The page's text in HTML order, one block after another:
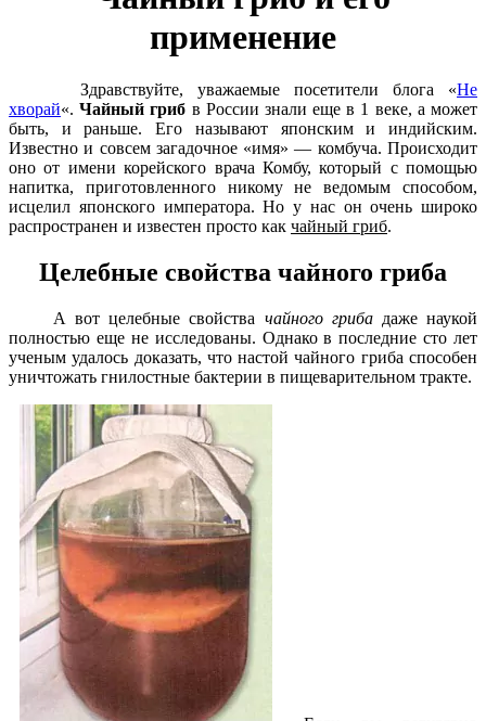
применение
Здравствуйте, уважаемые посетители блога «Не
хворай«.Чайный гриб в России знали еще в 1 веке, а может
быть, и раньше. Его называют японским и индийским.
Известно и со­всем загадочное «имя» — комбуча. Про­исходит
оно от имени корейского врача Комбу, который с помощью
напитка, приготовленного никому не ведомым способом,
исцелил японского импера­тора. Но у нас он очень широко
распро­странен и известен просто как чайный гриб.
Целебные свойства чайного гриба
А вот целебные свойства чайного грибадаже наукой
полностью еще не исследованы. Однако в последние сто лет
ученым удалось доказать, что на­стой чайного гриба способен
уничто­жать гнилостные бактерии в пищева­рительном тракте.